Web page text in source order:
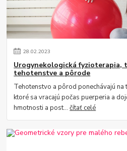
28.02.2023
Urogynekologická fyzioterapia,
tehotenstve a pôrode
Tehotenstvo a pôrod ponechávajú na
ktoré sa vracajú počas puerperia a
hmotnosti a post...čítať celé